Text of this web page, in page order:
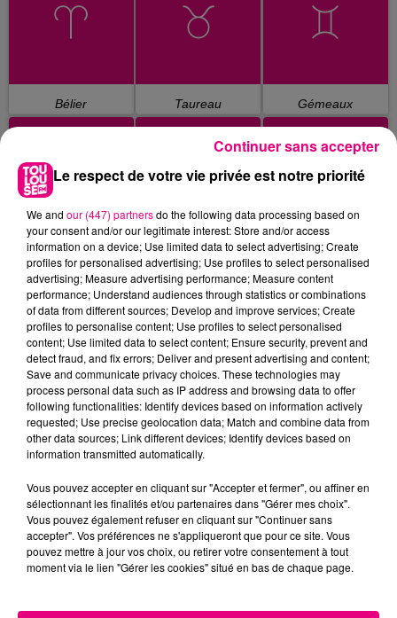
Bélier Taureau Gémeaux
Cancer Lion Vierge
Balance Scorpion Sagittaire
Capricorne Verseau Poissons
Le respect de votre vie privée est notre priorité
We and our (447) partnersdo the following data processing based on
your consent and/or our legitimate interest: Store and/or access
information on a device; Use limited data to select advertising; Create
profiles for personalised advertising; Use profiles to select personalised
advertising; Measure advertising performance; Measure content
performance; Understand audiences through statistics or combinations
of data from different sources; Develop and improve services; Create
profiles to personalise content; Use profiles to select personalised
content; Use limited data to select content; Ensure security, prevent and
detect fraud, and fix errors; Deliver and present advertising and content;
Save and communicate privacy choices. These technologies may
process personal data such as IP address and browsing data to offer
following functionalities: Identify devices based on information actively
requested; Use precise geolocation data; Match and combine data from
other data sources; Link different devices; Identify devices based on
information transmitted automatically.
Vous pouvez accepter en cliquant sur "Accepter et fermer", ou affiner en
sélectionnant les finalités et/ou partenaires dans "Gérer mes choix".
Vous pouvez également refuser en cliquant sur "Continuer sans
accepter". Vos préférences ne s'appliqueront que pour ce site. Vous
pouvez mettre à jour vos choix, ou retirer votre consentement à tout
moment via le lien "Gérer les cookies" situé en bas de chaque page.
Continuer sans accepter